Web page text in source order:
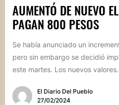
AUMENTÓ DE NUEVO
PAGAN 800 PESOS
Se había anunciado un
pero sin embargo se decidió
este martes. Los nuevos
El Diario Del Pueblo
27/02/2024